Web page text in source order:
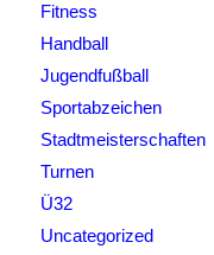
Fitness
Handball
Jugendfußball
Sportabzeichen
Stadtmeisterschaften
Turnen
Ü32
Uncategorized